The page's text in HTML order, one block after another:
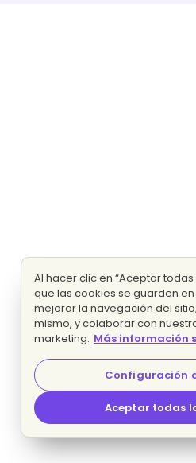
Al hacer clic en “Aceptar
que las cookies se guarden
mejorar la navegación del
mismo, y colaborar con
marketing. Más información
Configuración
Aceptar todas